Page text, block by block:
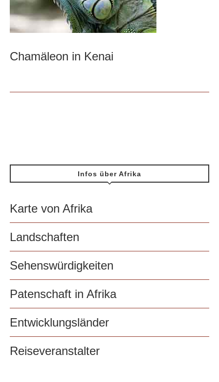
Chamäleon in Kenai
Infos über Afrika
Karte von Afrika
Landschaften
Sehenswürdigkeiten
Patenschaft in Afrika
Entwicklungsländer
Reiseveranstalter